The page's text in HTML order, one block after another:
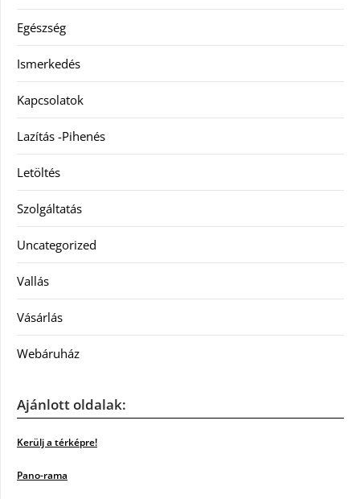
Egészség
Ismerkedés
Kapcsolatok
Lazítás -Pihenés
Letöltés
Szolgáltatás
Uncategorized
Vallás
Vásárlás
Webáruház
Ajánlott oldalak:
Kerülj a térképre!
Pano-rama